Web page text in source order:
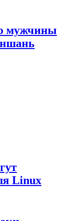
мужчины
Linux